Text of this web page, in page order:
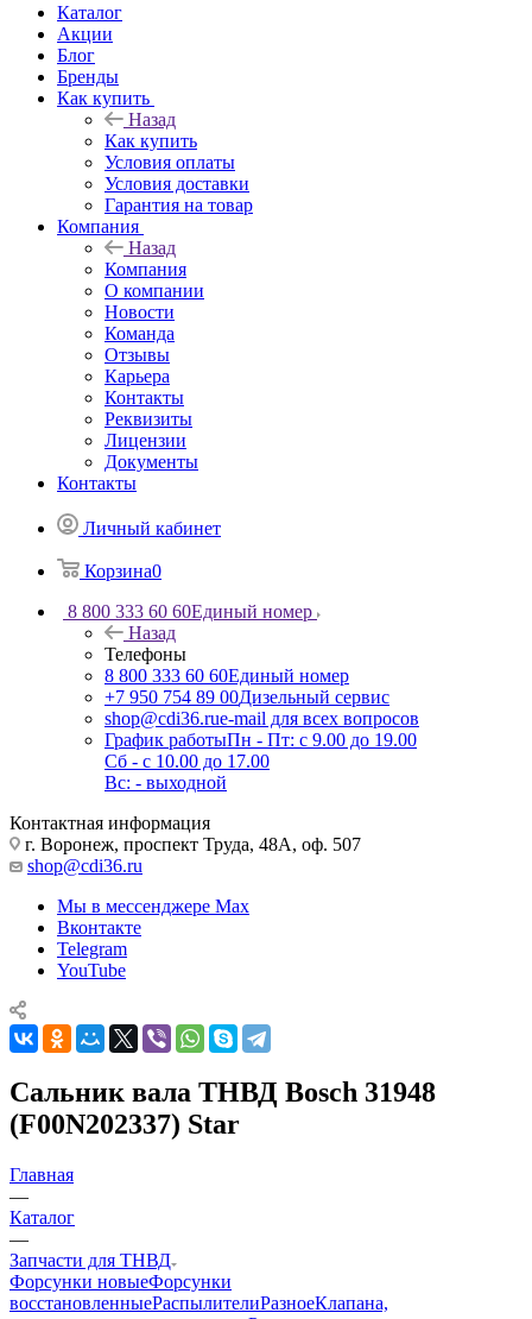
Каталог
Акции
Блог
Бренды
Как купить
Назад
Как купить
Условия оплаты
Условия доставки
Гарантия на товар
Компания
Назад
Компания
О компании
Новости
Команда
Отзывы
Карьера
Контакты
Реквизиты
Лицензии
Документы
Контакты
Личный кабинет
Корзина0
8 800 333 60 60Единый номер
Назад
Телефоны
8 800 333 60 60Единый номер
+7 950 754 89 00Дизельный сервис
shop@cdi36.rue-mail для всех вопросов
График работыПн - Пт: с 9.00 до 19.00
Сб - с 10.00 до 17.00
Вс: - выходной
Контактная информация
г. Воронеж, проспект Труда, 48А, оф. 507
shop@cdi36.ru
Мы в мессенджере Max
Вконтакте
Telegram
YouTube
Сальник вала ТНВД Bosch 31948
(F00N202337) Star
Главная
—
Каталог
—
Запчасти для ТНВД
Форсунки новыеФорсунки
восстановленныеРаспылителиРазноеКлапана,